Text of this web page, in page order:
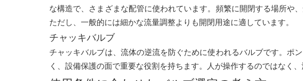
な構造で、さまざまな配管に使われています。頻繁に開閉する場所や
ただし、一般的には細かな流量調整よりも開閉用途に適しています。
チャッキバルブ
チャッキバルブは、流体の逆流を防ぐために使われるバルブです。ポ
く、設備保護の面で重要な役割を持ちます。人が操作するのではなく